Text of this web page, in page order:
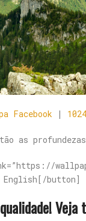
Facebook |
as
English[/button]
Veja